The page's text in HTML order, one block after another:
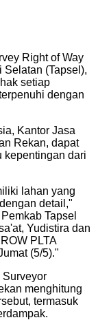
Right of Way
Selatan (Tapsel),
setiap
dengan
Kantor Jasa
Rekan, dapat
kepentingan dari
lahan yang
detail,"
Tapsel
Yudistira dan
PLTA
(5/5)."
Surveyor
menghitung
termasuk